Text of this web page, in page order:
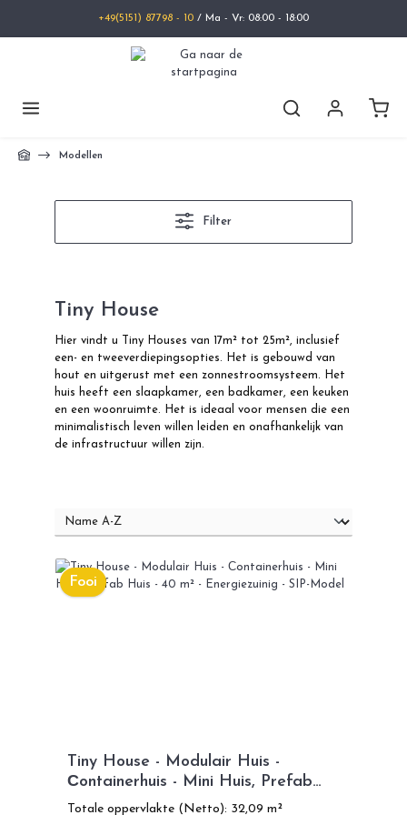
+49(5151) 87798 - 10 / Ma - Vr: 08:00 - 18:00
Modellen
Filter
Tiny House
Hier vindt u Tiny Houses van 17m² tot 25m², inclusief
een- en tweeverdiepingsopties. Het is gebouwd van
hout en uitgerust met een zonnestroomsysteem. Het
huis heeft een slaapkamer, een badkamer, een keuken
en een woonruimte. Het is ideaal voor mensen die een
minimalistisch leven willen leiden en onafhankelijk van
de infrastructuur willen zijn.
Fooi
Tiny House - Modulair Huis -
Сontainerhuis - Mini Huis, Prefab
Huis - 40 m² - Energiezuinig - SIP-
Totale oppervlakte (Netto): 32,09 m²